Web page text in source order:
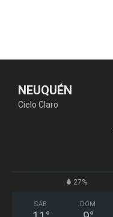
NEUQUÉN
Cielo Claro
27%
SÁB DOM